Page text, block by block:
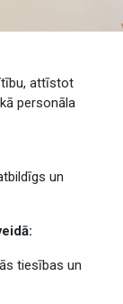
attīstot
personāla
un
tiesības un